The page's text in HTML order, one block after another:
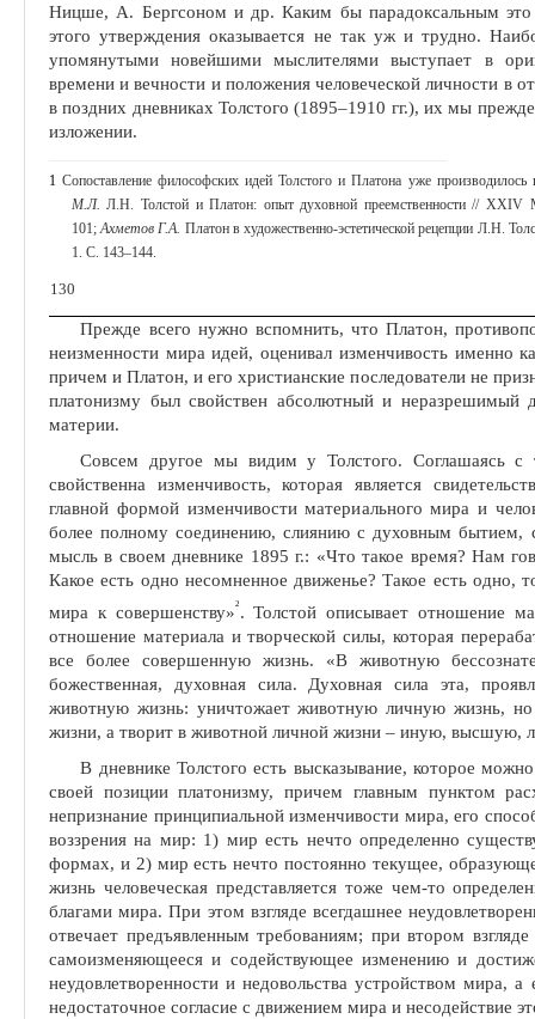
Ницше, А. Бергсоном и др. Каким бы парадоксальным
этого утвер­ждения оказывается не так уж и трудно.
упомянутыми новейшими мыслителями выступает в
времени и вечности и положения человеческой личности в
в поздних дневниках Толстого (1895‒1910 гг.), их мы
изложении.
1 Сопоставление философских идей Толстого и Платона уже производилось
М.Л. Л.Н. Толстой и Платон: опыт духов­ной преемственности //XXIV
101;Ахметов Г.А. Платон в художественно-эстетической рецепции Л.Н.
1. С. 143‒144.
130
Прежде всего нужно вспомнить, что Платон,
неизменности мира идей, оценивал изменчи­вость именно
причем и Пла­тон, и его христианские последователи не
платонизму был свойствен абсолютный и
материи.
Совсем другое мы видим у Толстого. Соглашаясь
свойственна изменчивость, которая является
главной формой изменчиво­сти материального мира и
более полному соединению, слиянию с духовным бытием,
мысль в своем дневнике 1895 г.: «Что такое вре­мя? Нам
Какое есть одно несомненное движенье? Такое есть
мира к совершенству»2 . Толстой описывает отношение
отношение материала и творческой силы, которая
все более совершенную жизнь. «В животную
божественная, духовная сила. Духовная сила эта,
животную жизнь: уничтожает животную личную жизнь,
жизни, а тво­рит в животной личной жизни – иную, высшую,
В дневнике Толстого есть высказывание, которое
своей позиции платонизму, причем главным пунктом
непризнание принци­пиальной изменчивости мира, его
воззрения на мир: 1) мир есть нечто определенно
формах, и 2) мир есть нечто постоянно текущее,
жизнь чело­веческая представляется тоже чем-то
благами мира. При этом взгляде всегдашнее
отвечает предъявленным требованиям; при втором
самоизменяющееся и содействующее изменению и
неудовлетворенности и недовольства устрой­ством мира, а
недостаточное со­гласие с движением мира и несодействие